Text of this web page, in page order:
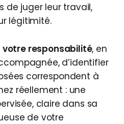
de juger leur travail,
légitimité.
votre responsabilité, en
d’identifier
correspondent à
réellement : une
claire dans sa
de votre